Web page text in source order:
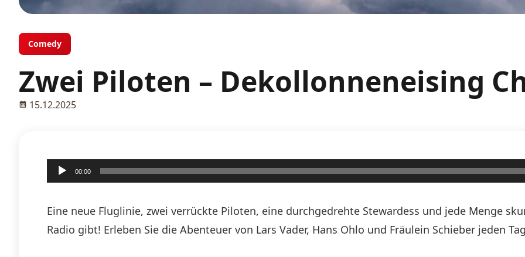
Comedy
Zwei Piloten – Dekollonneneising
15.12.2025
Audio-
Player
00:00
Eine neue Fluglinie, zwei verrückte Piloten, eine durchgedrehte Stewardess und jede Menge
Radio gibt! Erleben Sie die Abenteuer von Lars Vader, Hans Ohlo und Fräulein Schieber jeden